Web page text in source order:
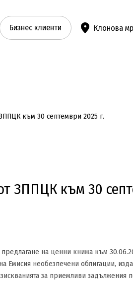
Бизнес клиенти Клонова
към 30 септември 2025 г.
ЗППЦК към 30
на ценни книжа към
Емисия необезпечени облигации,
за приемливи задължения